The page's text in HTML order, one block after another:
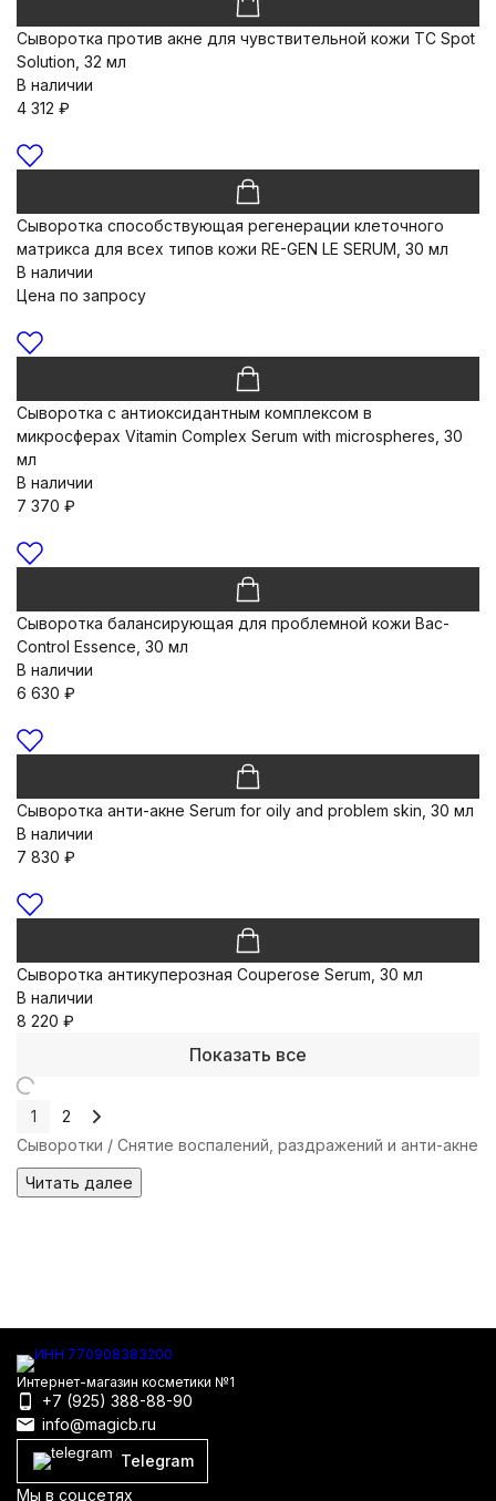
Сыворотка против акне для чувствительной кожи TC Spot
Solution, 32 мл
В наличии
4 312 ₽
Сыворотка способствующая регенерации клеточного
матрикса для всех типов кожи RE-GEN LE SERUM, 30 мл
В наличии
Цена по запросу
Сыворотка с антиоксидантным комплексом в
микросферах Vitamin Complex Serum with microspheres, 30
мл
В наличии
7 370 ₽
Сыворотка балансирующая для проблемной кожи Bac-
Control Essence, 30 мл
В наличии
6 630 ₽
Сыворотка анти-акне Serum for oily and problem skin, 30 мл
В наличии
7 830 ₽
Сыворотка антикуперозная Couperose Serum, 30 мл
В наличии
8 220 ₽
Показать все
1
2
Сыворотки / Снятие воспалений, раздражений и анти-акне
Читать далее
Интернет-магазин косметики №1
+7 (925) 388-88-90
info@magicb.ru
Telegram
Мы в соцсетях